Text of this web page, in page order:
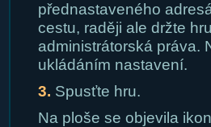
přednastaveného
cestu, raději ale držte
administrátorská práva.
ukládáním nastavení.
3. Spusťte hru.
Na ploše se objevila